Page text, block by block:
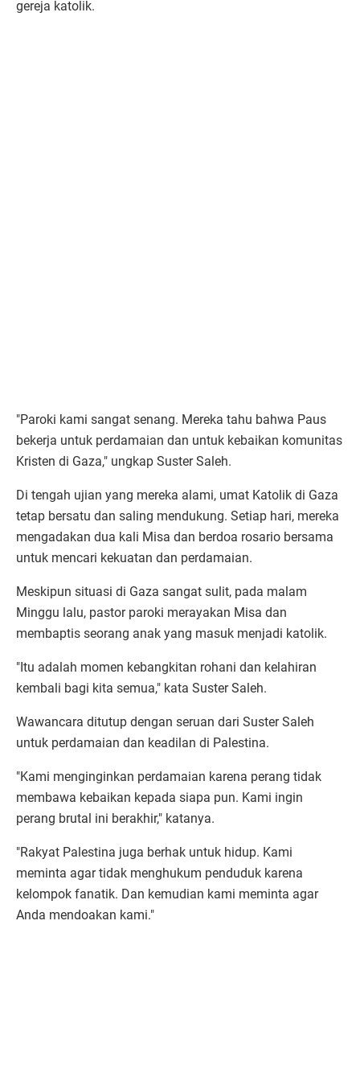
gereja katolik.
"Paroki kami sangat senang. Mereka tahu bahwa Paus
bekerja untuk perdamaian dan untuk kebaikan komunitas
Kristen di Gaza," ungkap Suster Saleh.
Di tengah ujian yang mereka alami, umat Katolik di Gaza
tetap bersatu dan saling mendukung. Setiap hari, mereka
mengadakan dua kali Misa dan berdoa rosario bersama
untuk mencari kekuatan dan perdamaian.
Meskipun situasi di Gaza sangat sulit, pada malam
Minggu lalu, pastor paroki merayakan Misa dan
membaptis seorang anak yang masuk menjadi katolik.
"Itu adalah momen kebangkitan rohani dan kelahiran
kembali bagi kita semua," kata Suster Saleh.
Wawancara ditutup dengan seruan dari Suster Saleh
untuk perdamaian dan keadilan di Palestina.
"Kami menginginkan perdamaian karena perang tidak
membawa kebaikan kepada siapa pun. Kami ingin
perang brutal ini berakhir," katanya.
"Rakyat Palestina juga berhak untuk hidup. Kami
meminta agar tidak menghukum penduduk karena
kelompok fanatik. Dan kemudian kami meminta agar
Anda mendoakan kami."